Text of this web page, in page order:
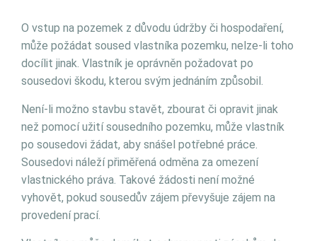
O vstup na pozemek z důvodu údržby či hospodaření,
může požádat soused vlastníka pozemku, nelze-li toho
docílit jinak. Vlastník je oprávněn požadovat po
sousedovi škodu, kterou svým jednáním způsobil.
Není-li možno stavbu stavět, zbourat či opravit jinak
než pomocí užití sousedního pozemku, může vlastník
po sousedovi žádat, aby snášel potřebné práce.
Sousedovi náleží přiměřená odměna za omezení
vlastnického práva. Takové žádosti není možné
vyhovět, pokud sousedův zájem převyšuje zájem na
provedení prací.